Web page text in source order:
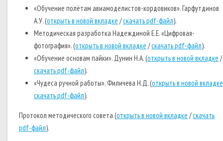
«Обучение полётам авиамоделистов-кордовиков». Гарфутдинов
А.У. (открыть в новой вкладке /скачать pdf-файл).
Методическая разработка Надеждиной Е.Е. «Цифровая-
фотография». (открыть в новой вкладке /скачать pdf-файл).
«Обучение основам пайки». Дунин Н.А. (открыть в новой вкладке /
скачать pdf-файл).
«Чудеса ручной работы». Филичева Н.Д. (открыть в новой вкладке
скачать pdf-файл).
Протокол методического совета (открыть в новой вкладке /скачать
pdf-файл).